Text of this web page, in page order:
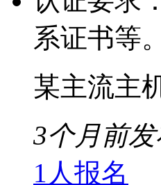
系证书等。
某主流主
3个月前
1人报名